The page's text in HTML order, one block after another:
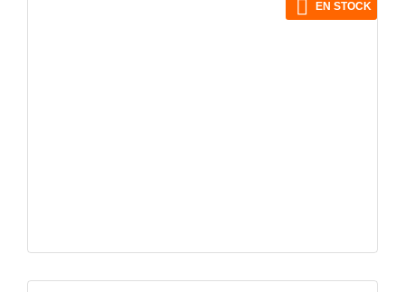
 EN STOCK
VISTA RÁPIDA